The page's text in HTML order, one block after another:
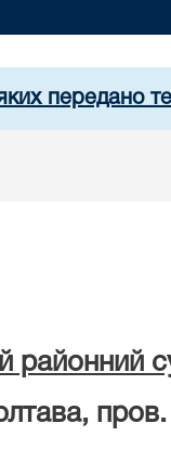
передано
районний